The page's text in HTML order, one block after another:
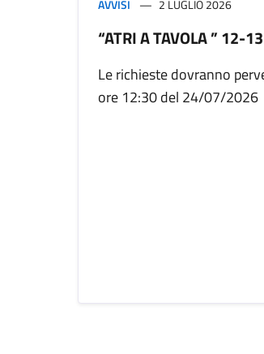
AVVISI 2 LUGLIO 2026
“ATRI A TAVOLA ” 12-
Le richieste dovranno
ore 12:30 del 24/07/2026